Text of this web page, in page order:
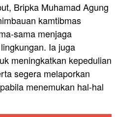
Bripka Muhamad Agung
kamtibmas
sama menjaga
Ia juga
meningkatkan kepedulian
segera melaporkan
menemukan hal-hal